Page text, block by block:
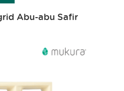
Abu-abu Safir